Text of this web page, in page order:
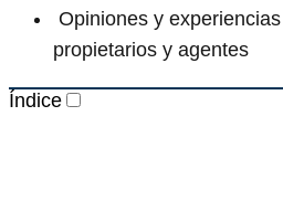
Opiniones y
propietarios y agentes
Índice